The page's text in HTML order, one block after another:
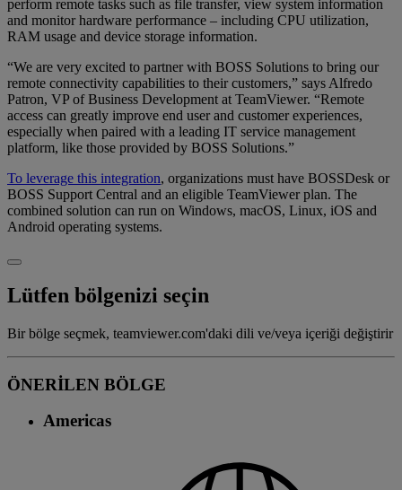
perform remote tasks such as file transfer, view system information
and monitor hardware performance – including CPU utilization,
RAM usage and device storage information.
“We are very excited to partner with BOSS Solutions to bring our
remote connectivity capabilities to their customers,” says Alfredo
Patron, VP of Business Development at TeamViewer. “Remote
access can greatly improve end user and customer experiences,
especially when paired with a leading IT service management
platform, like those provided by BOSS Solutions.”
To leverage this integration, organizations must have BOSSDesk or
BOSS Support Central and an eligible TeamViewer plan. The
combined solution can run on Windows, macOS, Linux, iOS and
Android operating systems.
Lütfen bölgenizi seçin
Bir bölge seçmek, teamviewer.com'daki dili ve/veya içeriği değiştirir
ÖNERİLEN BÖLGE
Americas